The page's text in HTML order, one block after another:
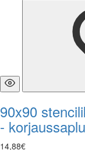
90x90
-
14,88€